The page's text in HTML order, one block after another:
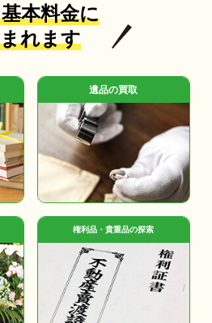
本料金に
れます
遺品の買取
権利品・貴重品の探索